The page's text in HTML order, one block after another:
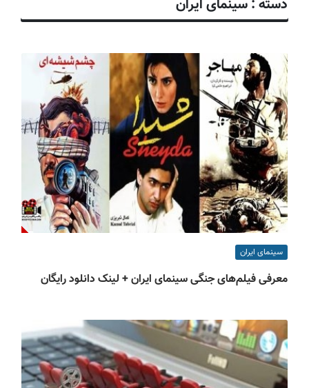
آ
ف
س
ا
ی
ر
ا
ن
دسته :سینمای ایران
سینمای ایران
معرفی فیلم‌های جنگی سینمای ایران + لینک دانلود رایگان